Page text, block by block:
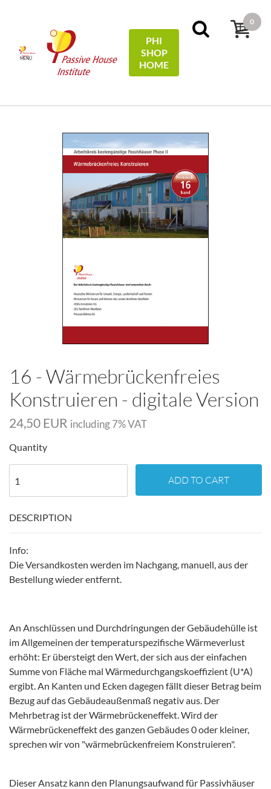
MENÜ
PHI
SHOP
HOME
0
Protocols
16 - Wärmebrückenfreies
16 - Wärmebrückenfreies
Konstruieren - digitale Version
24,50 EUR including 7% VAT
Quantity
ADD TO CART
DESCRIPTION
Info:
Die Versandkosten werden im Nachgang, manuell, aus der
Bestellung wieder entfernt.
An Anschlüssen und Durchdringungen der Gebäudehülle ist
im Allgemeinen der temperaturspezifische Wärmeverlust
erhöht: Er übersteigt den Wert, der sich aus der einfachen
Summe von Fläche mal Wärmedurchgangskoeffizient (U*A)
ergibt. An Kanten und Ecken dagegen fällt dieser Betrag beim
Bezug auf das Gebäudeaußenmaß negativ aus. Der
Mehrbetrag ist der Wärmebrückeneffekt. Wird der
Wärmebrückeneffekt des ganzen Gebäudes 0 oder kleiner,
sprechen wir von "wärmebrückenfreiem Konstruieren".
Dieser Ansatz kann den Planungsaufwand für Passivhäuser